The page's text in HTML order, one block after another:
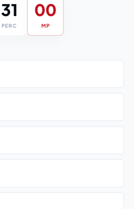
30
PERC
59
MP